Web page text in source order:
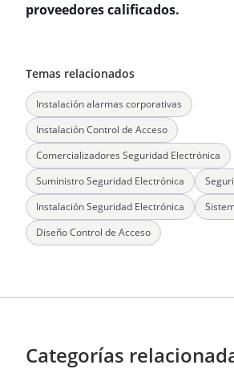
proveedores calificados.
Temas relacionados
Instalación alarmas corporativas
Instalación Control de Acceso
Comercializadores Seguridad Electrónica
Suministro Seguridad Electrónica
Instalación Seguridad Electrónica
Diseño Control de Acceso
Categorías